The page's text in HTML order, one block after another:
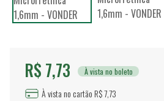
R$ 7,73 À vista no boleto
À vista no cartão R$ 7,73